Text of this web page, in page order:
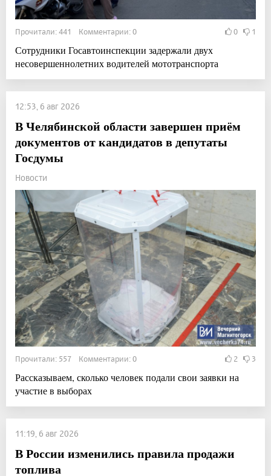
Прочитали: 441 Комментарии: 0 0 1
Сотрудники Госавтоинспекции задержали двух
несовершеннолетних водителей мототранспорта
12:53, 6 авг 2026
В Челябинской области завершен приём
документов от кандидатов в депутаты
Госдумы
Новости
Прочитали: 557 Комментарии: 0 2 3
Рассказываем, сколько человек подали свои заявки на
участие в выборах
11:19, 6 авг 2026
В России изменились правила продажи
топлива